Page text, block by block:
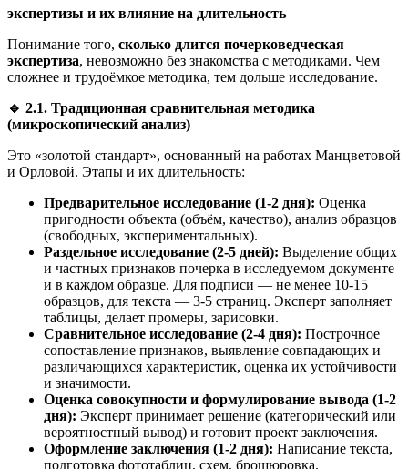
экспертизы и их влияние на длительность
Понимание того, сколько длится почерковедческая
экспертиза, невозможно без знакомства с методиками. Чем
сложнее и трудоёмкое методика, тем дольше исследование.
🔹 2.1. Традиционная сравнительная методика
(микроскопический анализ)
Это «золотой стандарт», основанный на работах Манцветовой
и Орловой. Этапы и их длительность:
Предварительное исследование (1-2 дня): Оценка
пригодности объекта (объём, качество), анализ образцов
(свободных, экспериментальных).
Раздельное исследование (2-5 дней): Выделение общих
и частных признаков почерка в исследуемом документе
и в каждом образце. Для подписи — не менее 10-15
образцов, для текста — 3-5 страниц. Эксперт заполняет
таблицы, делает промеры, зарисовки.
Сравнительное исследование (2-4 дня): Построчное
сопоставление признаков, выявление совпадающих и
различающихся характеристик, оценка их устойчивости
и значимости.
Оценка совокупности и формулирование вывода (1-2
дня): Эксперт принимает решение (категорический или
вероятностный вывод) и готовит проект заключения.
Оформление заключения (1-2 дня): Написание текста,
подготовка фототаблиц, схем, брошюровка.